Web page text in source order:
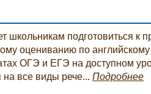
подготовиться к
оцениванию по
ОГЭ и ЕГЭ на доступном
на все виды рече...Подробнее